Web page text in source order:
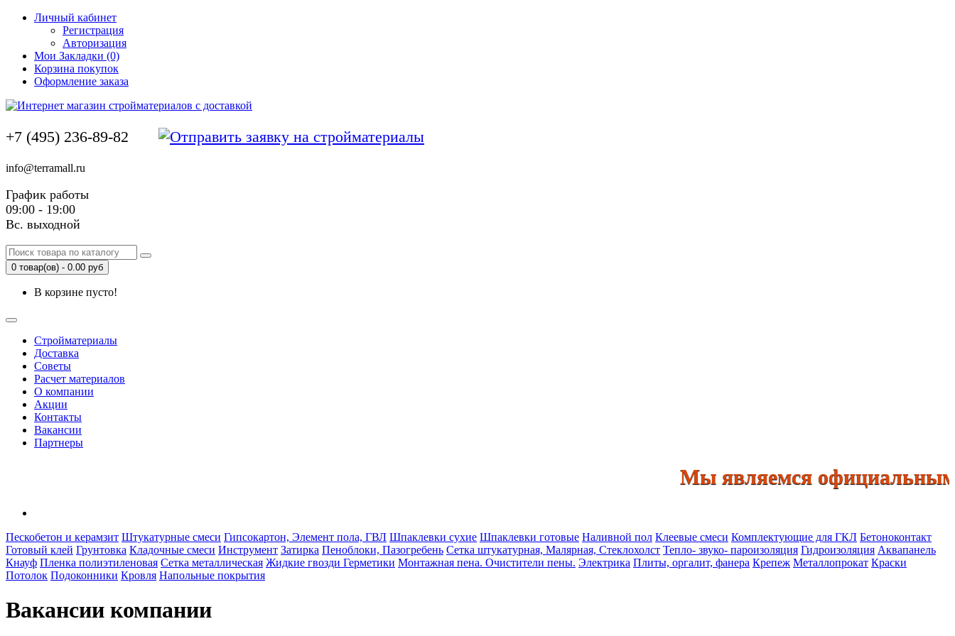
Личный кабинет
Регистрация
Авторизация
Мои Закладки (0)
Корзина покупок
Оформление заказа
+7 (495) 236-89-82
info@terramall.ru
График работы
09:00 - 19:00
Вс. выходной
0 товар(ов) - 0.00 руб
В корзине пусто!
Стройматериалы
Доставка
Советы
Расчет материалов
О компании
Акции
Контакты
Вакансии
Партнеры
Мы являемся официальными
Пескобетон и керамзит Штукатурные смеси Гипсокартон, Элемент пола, ГВЛ Шпаклевки сухие Шпаклевки готовые Наливной пол Клеевые смеси Комплектующие для ГКЛ Бетоноконтакт
Готовый клей Грунтовка Кладочные смеси Инструмент Затирка Пеноблоки, Пазогребень Сетка штукатурная, Малярная, Стеклохолст Тепло- звуко- пароизоляция Гидроизоляция Аквапанель
Кнауф Пленка полиэтиленовая Сетка металлическая Жидкие гвозди Герметики Монтажная пена. Очистители пены. Электрика Плиты, оргалит, фанера Крепеж Металлопрокат Краски
Потолок Подоконники Кровля Напольные покрытия
Вакансии компании